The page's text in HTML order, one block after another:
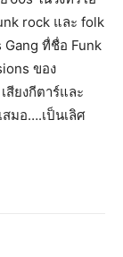
rock และ folk
Gang ทื่ชื่อ Funk
ของ
ยงกีตาร์และ
สมอ….เป็นเลิศ